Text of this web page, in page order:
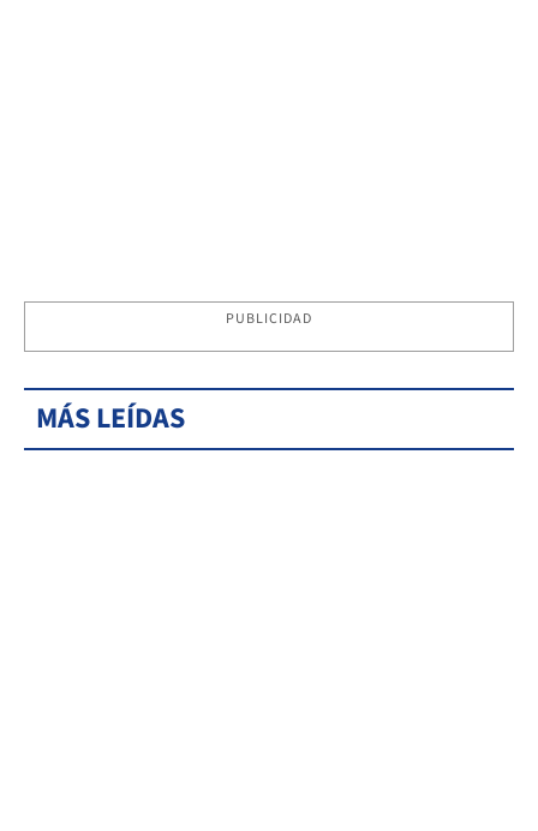
PUBLICIDAD
MÁS LEÍDAS